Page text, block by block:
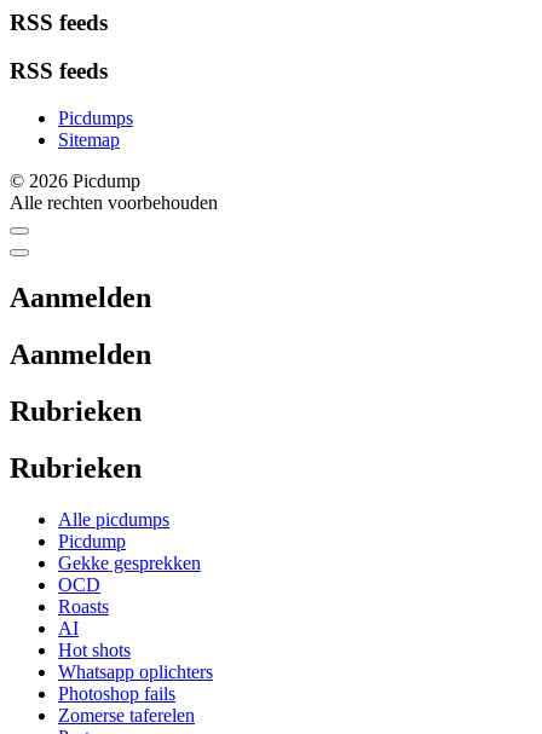
RSS feeds
RSS feeds
Picdumps
Sitemap
© 2026 Picdump
Alle rechten voorbehouden
Aanmelden
Aanmelden
Rubrieken
Rubrieken
Alle picdumps
Picdump
Gekke gesprekken
OCD
Roasts
AI
Hot shots
Whatsapp oplichters
Photoshop fails
Zomerse taferelen